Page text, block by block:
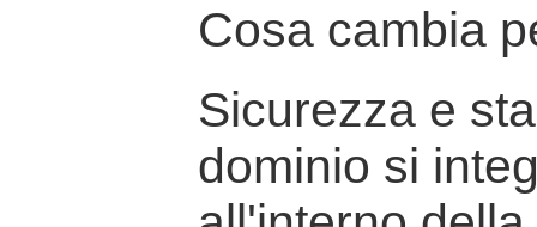
Cosa cambia
Sicurezza e
dominio si